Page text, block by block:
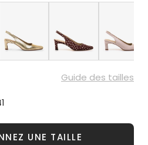
Guide des tailles
UNE TAILLE